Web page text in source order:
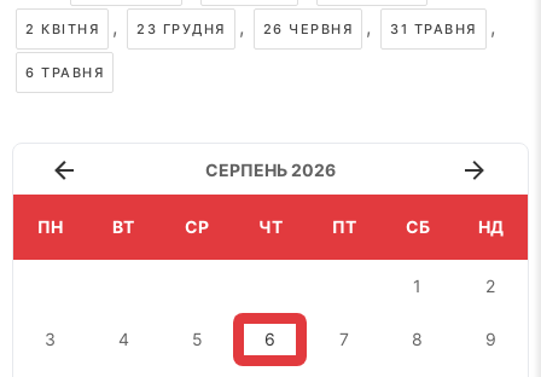
2 КВІТНЯ , 23 ГРУДНЯ , 26 ЧЕРВНЯ , 31 ТРАВНЯ ,
6 ТРАВНЯ
СЕРПЕНЬ 2026
ПН ВТ СР ЧТ ПТ СБ НД
1 2
3 4 5 6 7 8 9